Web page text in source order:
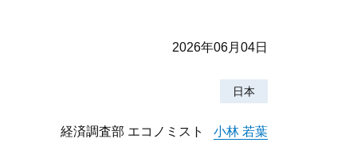
2026年06月04日
日本
経済調査部 エコノミスト 小林 若葉